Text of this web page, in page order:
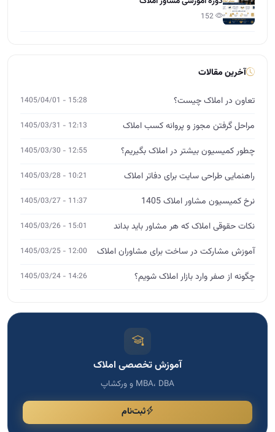
آخرین مقالات
تعاون در املاک چیست؟ 15:28 - 1405/04/01
مراحل گرفتن مجوز و پروانه کسب املاک 12:13 - 1405/03/31
چطور کمیسیون بیشتر در املاک بگیریم؟ 12:55 - 1405/03/30
راهنمایی طراحی سایت برای دفاتر املاک 10:21 - 1405/03/28
نرخ کمیسیون مشاور املاک 1405 11:37 - 1405/03/27
نکات حقوقی املاک که هر مشاور باید بداند 15:01 - 1405/03/26
آموزش مشارکت در ساخت برای مشاوران املاک 12:00 - 1405/03/25
چگونه از صفر وارد بازار املاک شویم؟ 14:26 - 1405/03/24
آموزش تخصصی املاک
MBA، DBA و ورکشاپ
ثبت‌نام